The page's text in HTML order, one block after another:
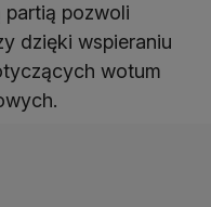
partią pozwoli
dzięki wspieraniu
wotum